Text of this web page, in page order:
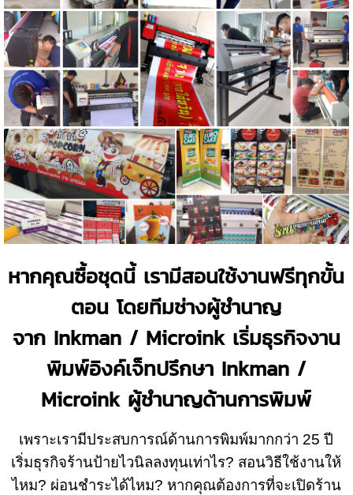
หากคุณซื้อชุดนี้ เรามีสอนใช้งานฟรีทุกขั้น
ตอน โดยทีมช่างผู้ชำนาญ
จาก Inkman / Microink เริ่มธุรกิจงาน
พิมพ์อิงค์เจ็ทปรึกษา Inkman /
Microink ผู้ชำนาญด้านการพิมพ์
เพราะเรามีประสบการณ์ด้านการพิมพ์มากกว่า 25 ปี
เริ่มธุรกิจร้านป้ายไวนิลลงทุนเท่าไร? สอนวิธีใช้งานให้
ไหม? ผ่อนชำระได้ไหม? หากคุณต้องการที่จะเปิดร้าน